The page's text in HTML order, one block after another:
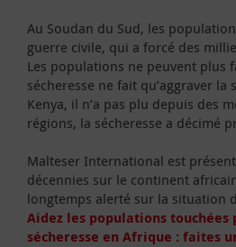
Au Soudan du Sud, les
guerre civile, qui a forcé des
Les populations ne peuvent plus
sécheresse ne fait qu’aggraver
Kenya, il n’a pas plu depuis des
régions, la sécheresse a décimé
Malteser International est
décennies sur le continent
longtemps alerté sur la situation
Aidez les populations
sécheresse en Afrique : faites